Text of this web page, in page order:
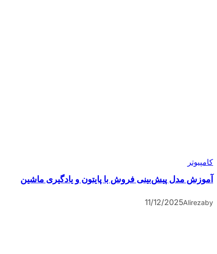
کامپیوتر
آموزش مدل پیش‌بینی فروش با پایتون و یادگیری ماشین
by
Alireza
11/12/2025